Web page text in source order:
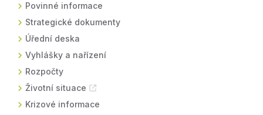
Povinné informace
Strategické dokumenty
Úřední deska
Vyhlášky a nařízení
Rozpočty
Životní situace
Krizové informace